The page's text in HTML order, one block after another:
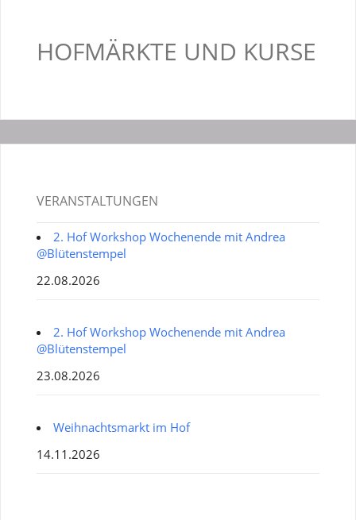
HOFMÄRKTE UND KURSE
VERANSTALTUNGEN
2. Hof Workshop Wochenende mit Andrea
@Blütenstempel
22.08.2026
2. Hof Workshop Wochenende mit Andrea
@Blütenstempel
23.08.2026
Weihnachtsmarkt im Hof
14.11.2026